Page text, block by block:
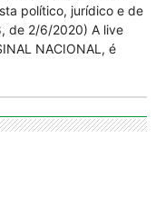
político, jurídico e de
de 2/6/2020) A live
NACIONAL, é